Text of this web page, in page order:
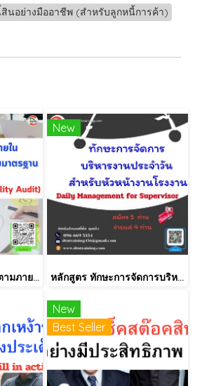
สินอย่างมืออาชีพ (สำหรับลูกหนี้การค้า)
หลักสูตร การตรวจติดตามภายใน INTERNAL AUDIT ISO9001:2015
New
หลักสูตร ทักษะการจัดการบริหารงานประจำวัน สำหรับหัวหน้างานโรงงาน (Daily Management for Supervisor)
New
Best Seller